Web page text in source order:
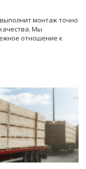
монтаж точно
Мы
отношение к